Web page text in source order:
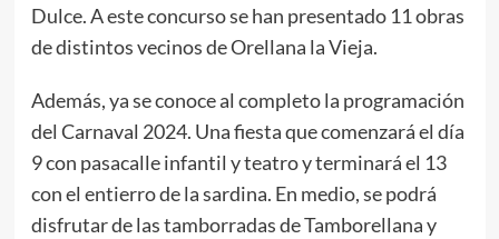
Dulce. A este concurso se han presentado 11 obras
de distintos vecinos de Orellana la Vieja.
Además, ya se conoce al completo la programación
del Carnaval 2024. Una fiesta que comenzará el día
9 con pasacalle infantil y teatro y terminará el 13
con el entierro de la sardina. En medio, se podrá
disfrutar de las tamborradas de Tamborellana y